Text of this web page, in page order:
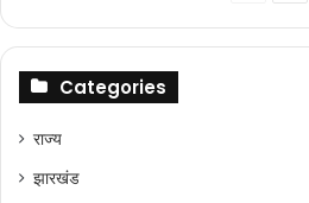
Categories
राज्‍य
झारखंड